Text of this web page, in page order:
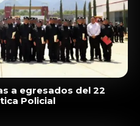
a egresados del 22
Policial